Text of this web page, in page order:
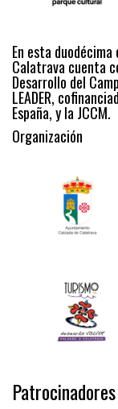
En esta
Calatrava cuenta
Desarrollo del
LEADER,
España, y la JCCM.
Organización
Patrocinadores